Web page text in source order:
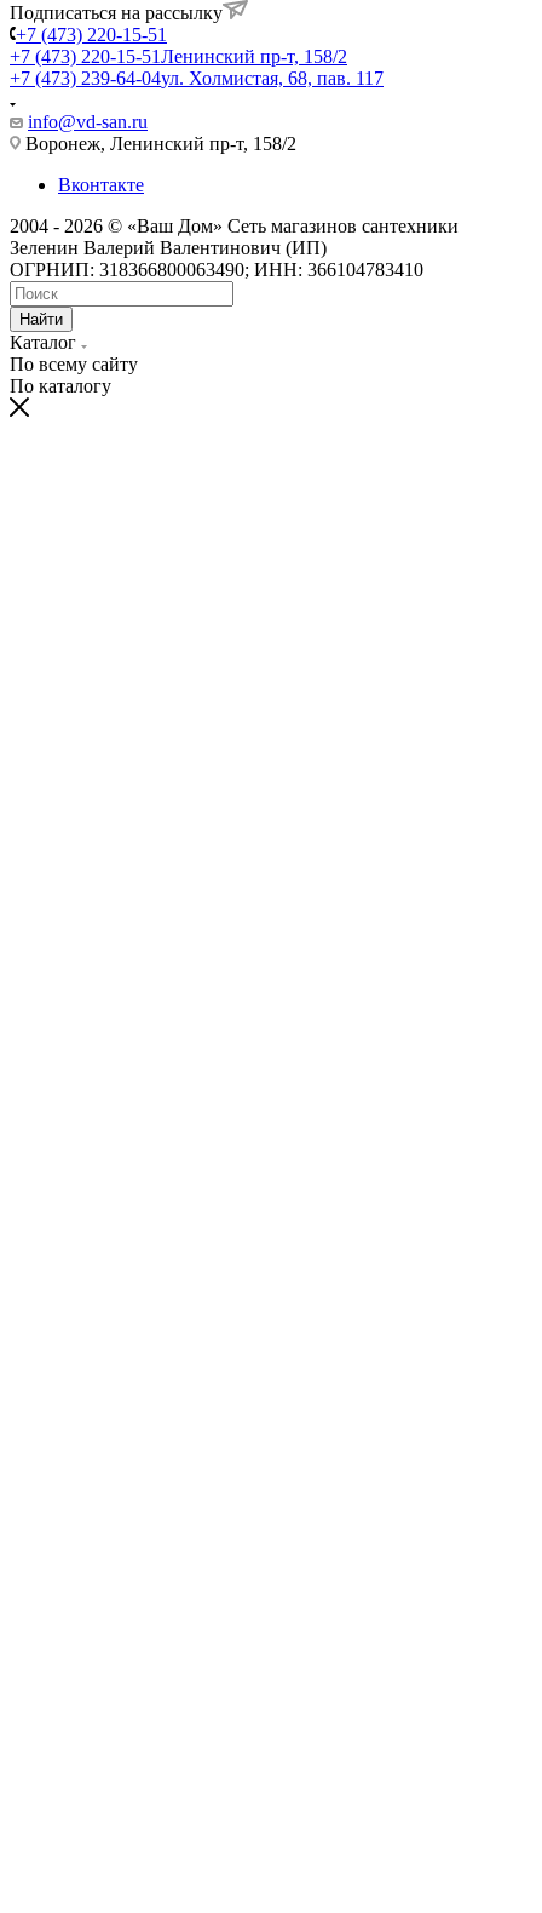
Подписаться на рассылку
+7 (473) 220-15-51
+7 (473) 220-15-51Ленинский пр-т, 158/2
+7 (473) 239-64-04ул. Холмистая, 68, пав. 117
info@vd-san.ru
Воронеж, Ленинский пр-т, 158/2
Вконтакте
2004 - 2026 © «Ваш Дом» Сеть магазинов сантехники
Зеленин Валерий Валентинович (ИП)
ОГРНИП: 318366800063490; ИНН: 366104783410
Найти
Каталог
По всему сайту
По каталогу